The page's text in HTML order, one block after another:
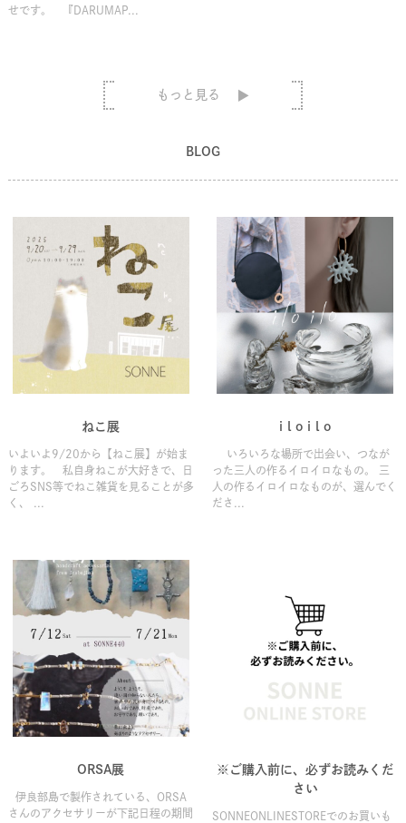
せです。 『DARUMAP...
もっと見る
BLOG
ねこ展
いよいよ9/20から【ねこ展】が始ま
ります。 私自身ねこが大好きで、日
ごろSNS等でねこ雑貨を見ることが多
く、 ...
i l o i l o
いろいろな場所で出会い、つなが
った三人の作るイロイロなもの。 三
人の作るイロイロなものが、選んでく
ださ...
ORSA展
伊良部島で製作されている、ORSA
さんのアクセサリーが下記日程の期間
※ご購入前に、必ずお読みくだ
さい
SONNEONLINESTOREでのお買いも